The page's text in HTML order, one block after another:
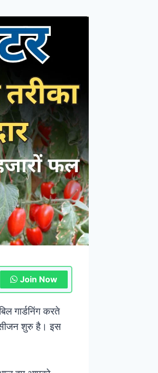
Join Now
गार्डनिंग करते
सीजन शुरु है। इस